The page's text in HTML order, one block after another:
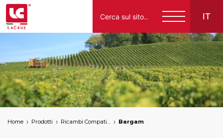
IT
Italiano
English
Français
Home Prodotti Ricambi Compatibili per Vendemmiatrici a Marchio Bargam